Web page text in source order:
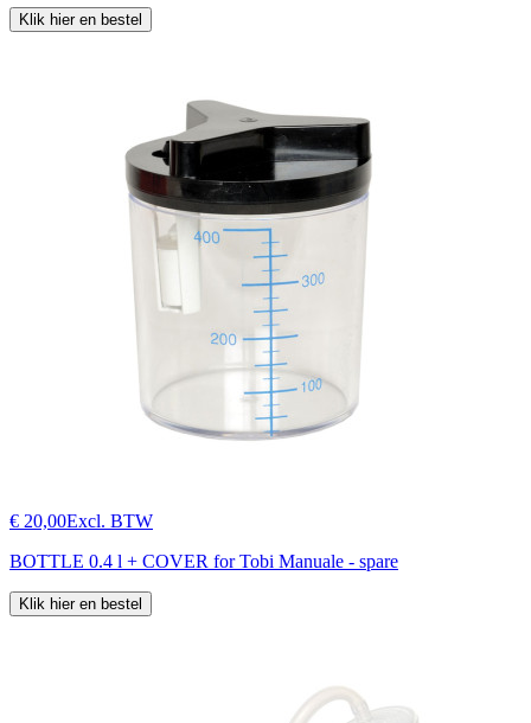
Klik hier en bestel
€ 20,00Excl. BTW
BOTTLE 0.4 l + COVER for Tobi Manuale - spare
Klik hier en bestel